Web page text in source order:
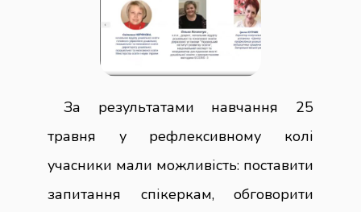
За результатами навчання 25
травня у рефлексивному колі
учасники мали можливість: поставити
запитання спікеркам, обговорити